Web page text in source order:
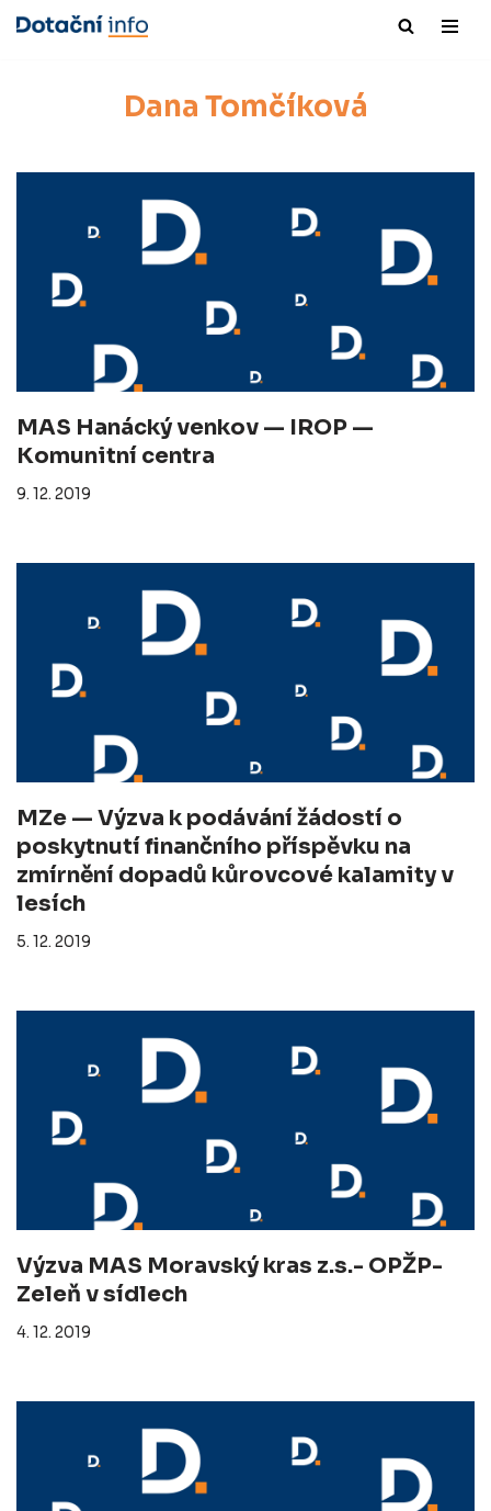
Dana Tomčíková
MAS Hanácký venkov — IROP —
Komunitní centra
9. 12. 2019
MZe — Výzva k podávání žádostí o
poskytnutí finančního příspěvku na
zmírnění dopadů kůrovcové kalamity v
lesích
5. 12. 2019
Výzva MAS Moravský kras z.s.- OPŽP-
Zeleň v sídlech
4. 12. 2019